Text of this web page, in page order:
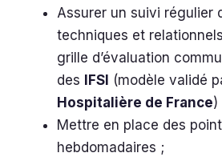
Assurer un suivi régulier
techniques et
grille d’évaluation
des
IFSI (modèle validé
Hospitalière de France)
Mettre en place des
hebdomadaires ;